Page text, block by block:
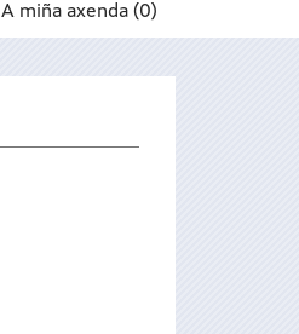
A miña axenda (0)